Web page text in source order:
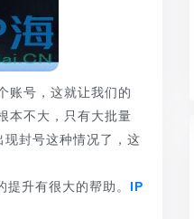
号，这就让我们的
本不大，只有大批量
封号这种情况了，这
升有很大的帮助。 IP